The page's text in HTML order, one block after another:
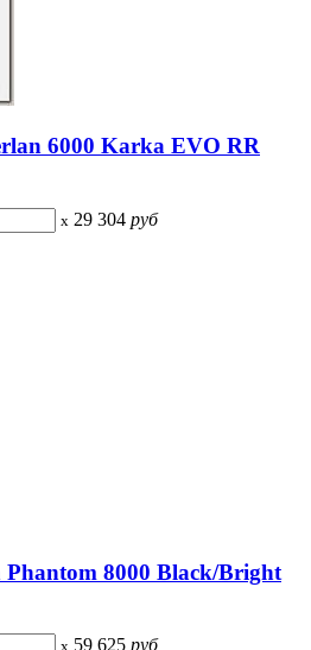
6000 Karka EVO RR
x 29 304 руб
8000 Black/Bright
x 59 625 руб